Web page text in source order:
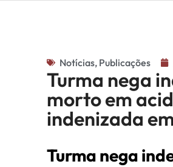
Notícias, Publicações
Turma nega
morto em
indenizada
Turma nega